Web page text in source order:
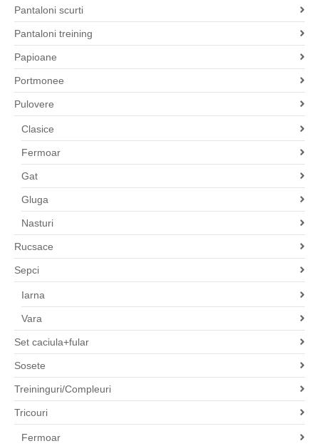
Pantaloni scurti
Pantaloni treining
Papioane
Portmonee
Pulovere
Clasice
Fermoar
Gat
Gluga
Nasturi
Rucsace
Sepci
Iarna
Vara
Set caciula+fular
Sosete
Treininguri/Compleuri
Tricouri
Fermoar